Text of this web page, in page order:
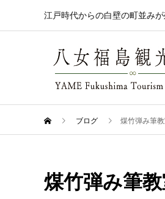
江戸時代からの白壁の町並み
ブログ 煤竹弾み筆
煤竹弾み筆